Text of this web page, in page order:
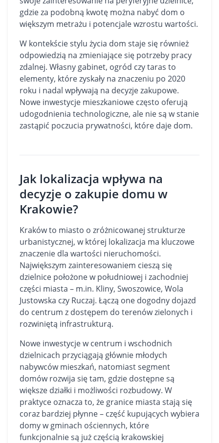
gdzie za podobną kwotę można nabyć dom o
większym metrażu i potencjale wzrostu wartości.
W kontekście stylu życia dom staje się również
odpowiedzią na zmieniające się potrzeby pracy
zdalnej. Własny gabinet, ogród czy taras to
elementy, które zyskały na znaczeniu po 2020
roku i nadal wpływają na decyzje zakupowe.
Nowe inwestycje mieszkaniowe często oferują
udogodnienia technologiczne, ale nie są w stanie
zastąpić poczucia prywatności, które daje dom.
Jak lokalizacja wpływa na
decyzje o zakupie domu w
Krakowie?
Kraków to miasto o zróżnicowanej strukturze
urbanistycznej, w której lokalizacja ma kluczowe
znaczenie dla wartości nieruchomości.
Największym zainteresowaniem cieszą się
dzielnice położone w południowej i zachodniej
części miasta – m.in. Kliny, Swoszowice, Wola
Justowska czy Ruczaj. Łączą one dogodny dojazd
do centrum z dostępem do terenów zielonych i
rozwiniętą infrastrukturą.
Nowe inwestycje w centrum i wschodnich
dzielnicach przyciągają głównie młodych
nabywców mieszkań, natomiast segment
domów rozwija się tam, gdzie dostępne są
większe działki i możliwości rozbudowy. W
praktyce oznacza to, że granice miasta stają się
coraz bardziej płynne – część kupujących wybiera
domy w gminach ościennych, które
funkcjonalnie są już częścią krakowskiej